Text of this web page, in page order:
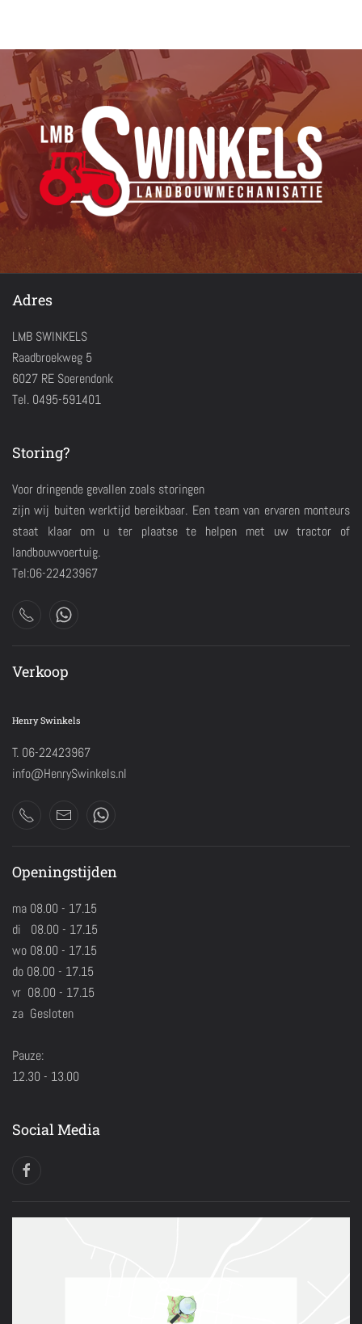
Adres
LMB SWINKELS
Raadbroekweg 5
6027 RE Soerendonk
Tel. 0495-591401
Storing?
Voor dringende gevallen zoals storingen
zijn wij buiten werktijd bereikbaar. Een team van ervaren monteurs
staat klaar om u ter plaatse te helpen met uw tractor of
landbouwvoertuig.
Tel:06-22423967
Verkoop
Henry Swinkels
T. 06-22423967
info@HenrySwinkels.nl
Openingstijden
ma 08.00 - 17.15
di 08.00 - 17.15
wo 08.00 - 17.15
do 08.00 - 17.15
vr 08.00 - 17.15
za Gesloten
Pauze:
12.30 - 13.00
Social Media